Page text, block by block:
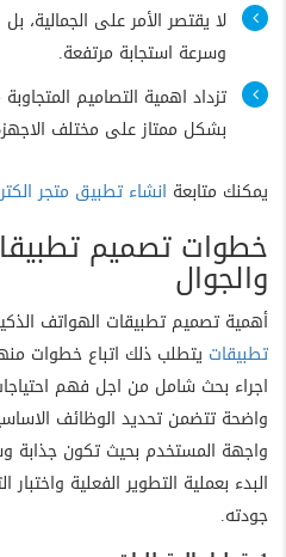
لا يقتصر الأمر على الجمالية،
وسرعة استجابة مرتفعة.
تزداد اهمية التصاميم
بشكل ممتاز على مختلف
يمكنك متابعة انشاء تطبيق متجر
خطوات تصميم
والجوال
أهمية تصميم تطبيقات الهواتف
تطبيقات يتطلب ذلك اتباع خطوات
اجراء بحث شامل من اجل فهم
واضحة تتضمن تحديد الوظائف
واجهة المستخدم بحيث تكون جذابة
البدء بعملية التطوير الفعلية
جودته.